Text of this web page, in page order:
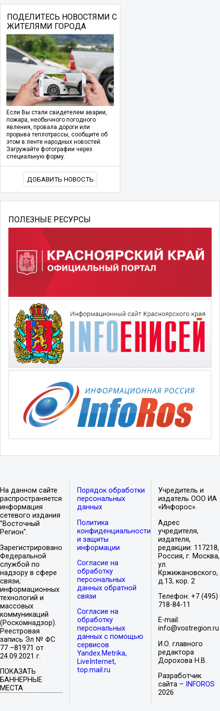
ПОДЕЛИТЕСЬ НОВОСТЯМИ С
ЖИТЕЛЯМИ ГОРОДА
Если Вы стали свидетелем аварии,
пожара, необычного погодного
явления, провала дороги или
прорыва теплотрассы, сообщите об
этом в ленте народных новостей.
Загружайте фотографии через
специальную форму.
ДОБАВИТЬ НОВОСТЬ
ПОЛЕЗНЫЕ РЕСУРСЫ
На данном сайте
распространяется
информация
сетевого издания
"Восточный
Регион".
Зарегистрировано
Федеральной
службой по
надзору в сфере
связи,
информационных
технологий и
массовых
коммуникаций
(Роскомнадзор).
Реестровая
запись Эл № ФС
77 –81971 от
24.09.2021 г.
ПОКАЗАТЬ
БАННЕРНЫЕ
МЕСТА
Порядок обработки
персональных
данных
Политика
конфиденциальности
и защиты
информации
Согласие на
обработку
персональных
данных обратной
связи
Согласие на
обработку
персональных
данных с помощью
сервисов
Yandex.Metrika,
LiveInternet,
top.mail.ru
Учредитель и
издатель ООО ИА
«Инфорос».
Адрес
учредителя,
издателя,
редакции: 117218,
Россия, г. Москва,
ул.
Кржижановского,
д.13, кор. 2
Телефон: +7 (495)
718-84-11
E-mail:
info@vostregion.ru
И.О. главного
редактора
Дорохова Н.В.
Разработчик
сайта –
INFOROS
2026